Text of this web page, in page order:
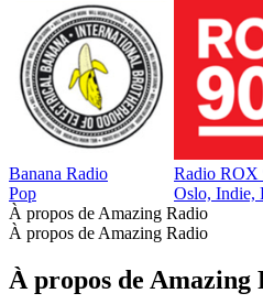
Banana Radio
Pop
Radio ROX
Oslo, Indie,
À propos de Amazing Radio
À propos de Amazing Radio
À propos de Amazing